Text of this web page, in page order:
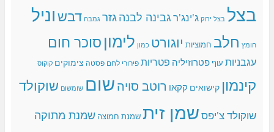
בצל בצל ירוק ג'ינג'רגבינה לבנהגזר גמבה דבשוניל
חומץ חלב חמוציות יוגורט כמון לימוןסוכר חום
עגבניות עוףפטרוזיליה פטריות פירורי לחם פסטה צימוקים קוקוס
קינמון קישואים קקאו רוטב סויהשום שומשום שוקולד
שוקולד צ'יפסשמן זיתשמנת חמוצה שמנת מתוקה